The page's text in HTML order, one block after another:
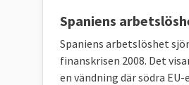
Spaniens
Spaniens arbetslöshet
finanskrisen 2008. Det
en vändning där södra